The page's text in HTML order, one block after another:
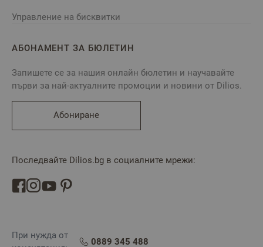
Управление на бисквитки
АБОНАМЕНТ ЗА БЮЛЕТИН
Запишете се за нашия онлайн бюлетин и научавайте
първи за най-актуалните промоции и новини от Dilios.
Абониране
Последвайте Dilios.bg в социалните мрежи:
При нужда от
0889 345 488